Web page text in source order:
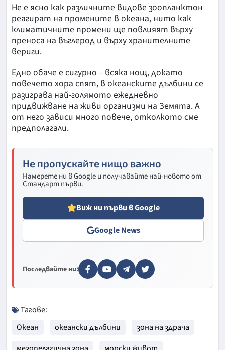
Не е ясно как различните видове зоопланктон
реагират на промените в океана, нито как
климатичните промени ще повлияят върху
преноса на въглерод и върху хранителните
вериги.
Едно обаче е сигурно – всяка нощ, докато
повечето хора спят, в океанските дълбини се
разиграва най-голямото ежедневно
придвижване на живи организми на Земята. А
от него зависи много повече, отколкото сме
предполагали.
Не пропускайте нищо важно
Намерете ни в Google и получавайте най-новото от
Стандарт първи.
Виж ни първи в Google
Google News
Последвайте ни:
Тагове:
Океан
океански дълбини
зона на здрача